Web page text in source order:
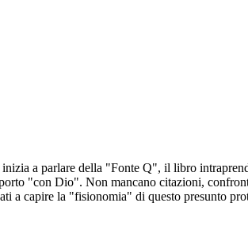
a parlare della "Fonte Q", il libro
"con Dio". Non mancano citazioni,
a capire la "fisionomia" di questo presunto